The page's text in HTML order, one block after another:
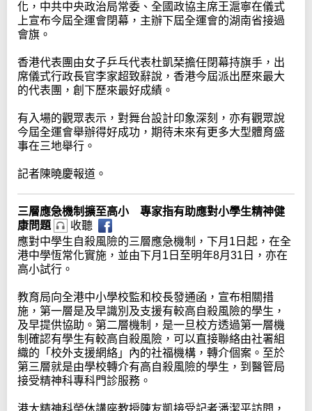
化，中共中央政治局常委、全國政協主席王滬寧在儀式
上宣布今屆全運會閉幕，主辦下屆全運會的湖南省接過
會旗。
香港代表團由女子乒乓代表杜凱琹擔任閉幕持旗手，出
席儀式行政長官李家超致辭說，香港今屆派出歷來最大
的代表團，創下歷來最好成績。
有入場的觀眾表示，對舞台設計印象深刻，亦有觀眾說
今屆全運會舉辦得好成功，期待未來有更多大型體育盛
事在三地舉行。
記者陳曉慶報道。
三層應急機制擴至高小 專家指有助應對小學生精神健
康問題
收聽
應對中學生自殺風險的三層應急機制，下月1日起，在全
港中學恆常化實施，並由下月1日至明年8月31日，亦在
高小試行。
教育局向全港中小學校監和校長發通函，宣布相關措
施，第一層是及早識別及支援有較高自殺風險的學生，
及早提供協助。第二層機制，是一旦校方透過第一層機
制確認有學生有較高自殺風險，可以直接聯絡由社署組
織的「校外支援網絡」內的社福機構，轉介個案。至於
第三層就是由學校轉介有高自殺風險的學生，到醫管局
接受精神科專科門診服務。